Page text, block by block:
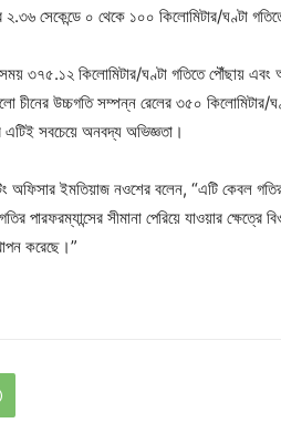
২.৩৬ সেকেন্ডে ০ থেকে ১০০ কিলোমিটার/ঘণ্টা
৩৭৫.১২ কিলোমিটার/ঘণ্টা গতিতে পৌঁছায় এবং
চীনের উচ্চগতি সম্পন্ন রেলের ৩৫০ কিলোমিটার/
এটিই সবচেয়ে অনবদ্য অভিজ্ঞতা।
অফিসার ইমতিয়াজ নওশের বলেন, “এটি কেবল
সীমানা পেরিয়ে যাওয়ার ক্ষেত্রে
করেছে।”